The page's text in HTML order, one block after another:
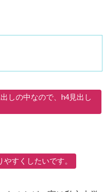
しの中なので、h4見出し
すくしたいです。